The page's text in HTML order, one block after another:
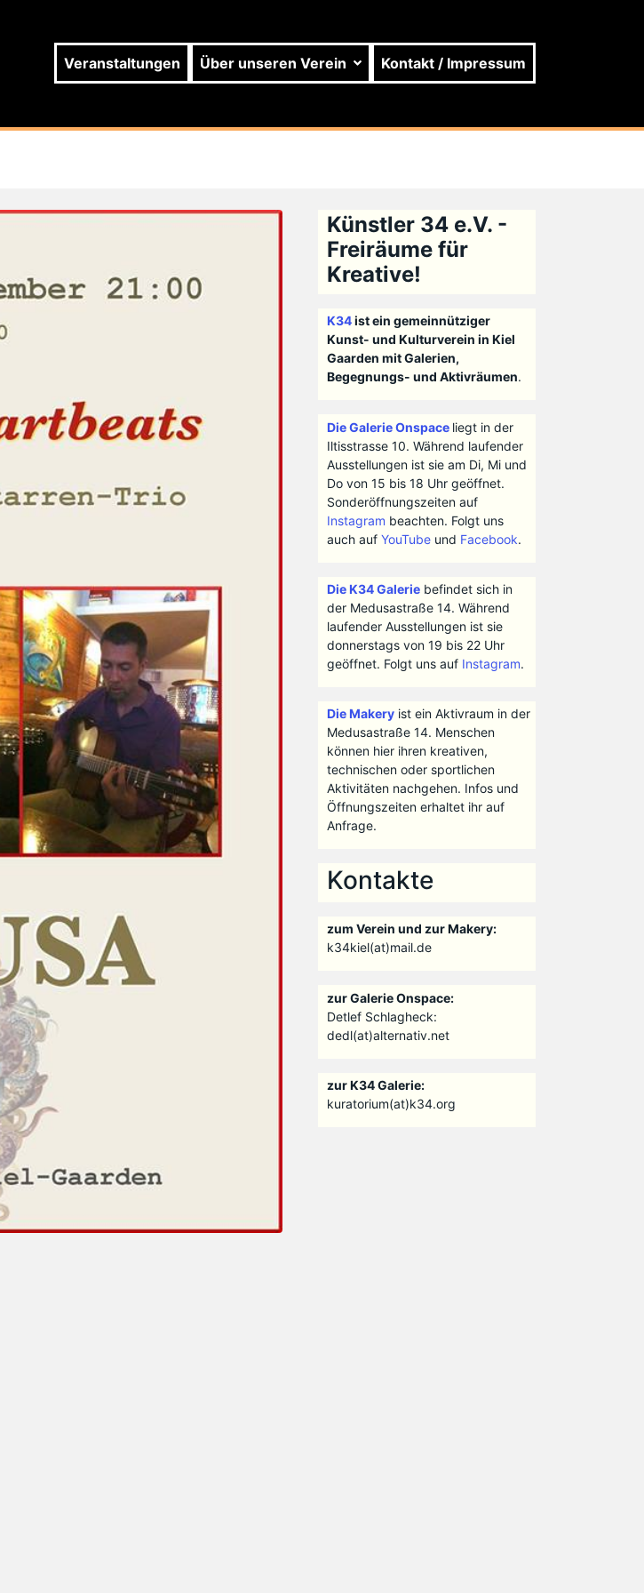
Veranstaltungen Über unseren Verein Kontakt / Impressum
Künstler 34 e.V. -
Freiräume für
Kreative!
K34ist ein gemeinnütziger
Kunst- und Kulturverein in Kiel
Gaarden mit Galerien,
Begegnungs- und Aktivräumen.
Die Galerie Onspace liegt in der
Iltisstrasse 10. Während laufender
Ausstellungen ist sie am Di, Mi und
Do von 15 bis 18 Uhr geöffnet.
Sonderöffnungszeiten auf
Instagram beachten. Folgt uns
auch auf YouTubeund Facebook.
Die K34 Galeriebefindet sich in
der Medusastraße 14. Während
laufender Ausstellungen ist sie
donnerstags von 19 bis 22 Uhr
geöffnet. Folgt uns auf Instagram.
Die Makeryist ein Aktivraum in der
Medusastraße 14. Menschen
können hier ihren kreativen,
technischen oder sportlichen
Aktivitäten nachgehen. Infos und
Öffnungszeiten erhaltet ihr auf
Anfrage.
Kontakte
zum Verein und zur Makery:
k34kiel(at)mail.de
zur Galerie Onspace:
Detlef Schlagheck:
dedl(at)alternativ.net
zur K34 Galerie:
kuratorium(at)k34.org